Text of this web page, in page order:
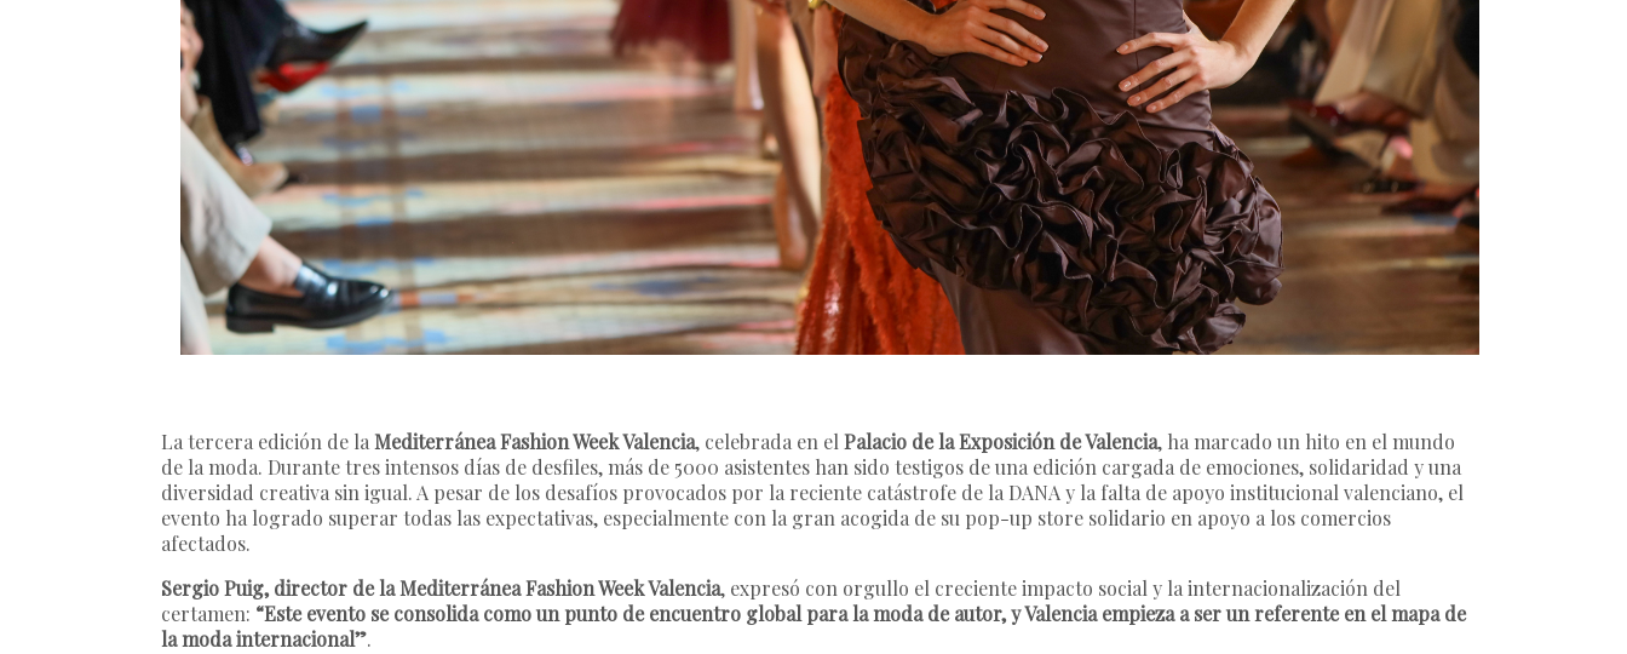
La tercera edición de la Mediterránea Fashion Week Valencia, celebrada en el Palacio de la Exposición de Valencia, ha marcado un hito en el mundo
de la moda. Durante tres intensos días de desfiles, más de 5000 asistentes han sido testigos de una edición cargada de emociones, solidaridad y una
diversidad creativa sin igual. A pesar de los desafíos provocados por la reciente catástrofe de la DANA y la falta de apoyo institucional valenciano, el
evento ha logrado superar todas las expectativas, especialmente con la gran acogida de su pop-up store solidario en apoyo a los comercios
afectados.
Sergio Puig, director de la Mediterránea Fashion Week Valencia, expresó con orgullo el creciente impacto social y la internacionalización del
certamen: “Este evento se consolida como un punto de encuentro global para la moda de autor, y Valencia empieza a ser un referente en el mapa de
la moda internacional”.